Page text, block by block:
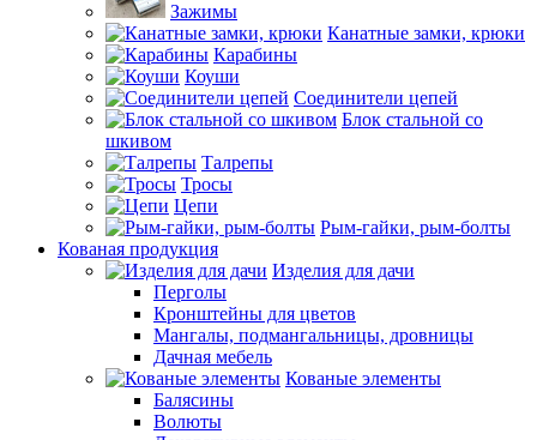
Зажимы
Канатные замки, крюки
Карабины
Коуши
Соединители цепей
Блок стальной со
шкивом
Талрепы
Тросы
Цепи
Рым-гайки, рым-болты
Кованая продукция
Изделия для дачи
Перголы
Кронштейны для цветов
Мангалы, подмангальницы, дровницы
Дачная мебель
Кованые элементы
Балясины
Волюты